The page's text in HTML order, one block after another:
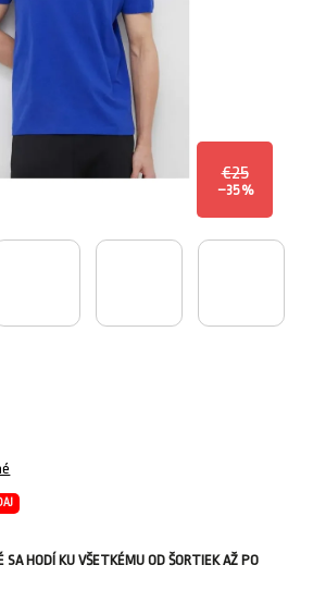
€25
–35 %
SA HODÍ KU VŠETKÉMU OD ŠORTIEK AŽ PO